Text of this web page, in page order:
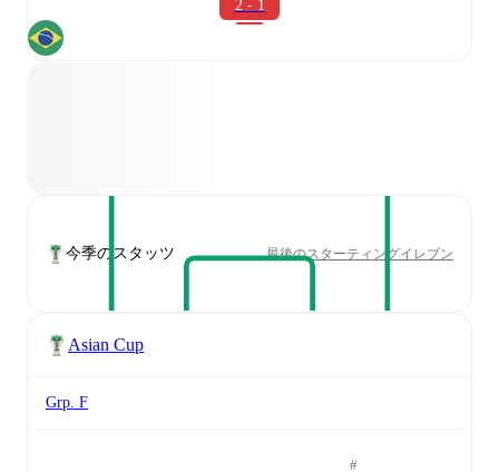
2 - 1
今季のスタッツ 最後のスターティングイレブン
Asian Cup
Grp. F
#